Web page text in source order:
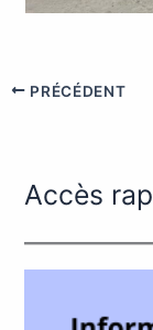
PRÉCÉDENT
Accès